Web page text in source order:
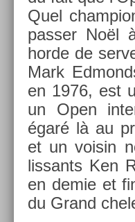
Quel
pass­er Noël
horde de
Mark
en 1976, est
un Open
égaré là au
et un voisin
lissants Ken
en demie et
du Grand